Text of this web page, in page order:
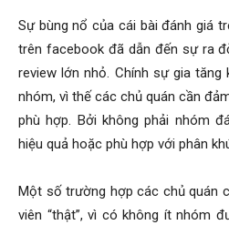
Sự bùng nổ của cái bài đánh giá
trên facebook đã dẫn đến sự ra
review lớn nhỏ. Chính sự gia
nhóm, vì thế các chủ quán cần
phù hợp. Bởi không phải nhóm
hiệu quả hoặc phù hợp với phân
Một số trường hợp các chủ quán
viên “thật”, vì có không ít nhóm